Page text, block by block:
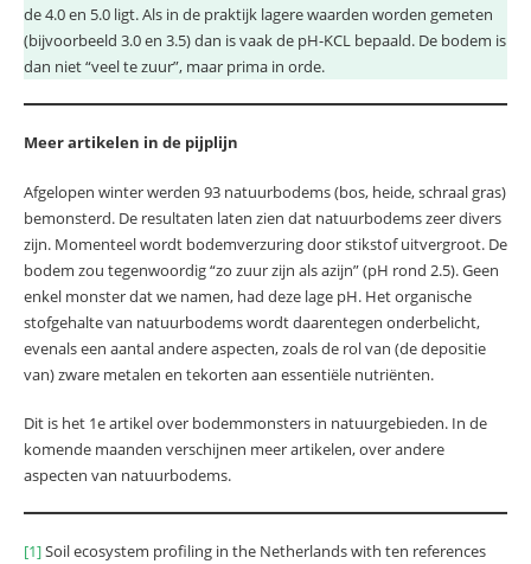
de 4.0 en 5.0 ligt. Als in de praktijk lagere waarden worden gemeten
(bijvoorbeeld 3.0 en 3.5) dan is vaak de pH-KCL bepaald. De bodem is
dan niet “veel te zuur”, maar prima in orde.
Meer artikelen in de pijplijn
Afgelopen winter werden 93 natuurbodems (bos, heide, schraal gras)
bemonsterd. De resultaten laten zien dat natuurbodems zeer divers
zijn. Momenteel wordt bodemverzuring door stikstof uitvergroot. De
bodem zou tegenwoordig “zo zuur zijn als azijn” (pH rond 2.5). Geen
enkel monster dat we namen, had deze lage pH. Het organische
stofgehalte van natuurbodems wordt daarentegen onderbelicht,
evenals een aantal andere aspecten, zoals de rol van (de depositie
van) zware metalen en tekorten aan essentiële nutriënten.
Dit is het 1e artikel over bodemmonsters in natuurgebieden. In de
komende maanden verschijnen meer artikelen, over andere
aspecten van natuurbodems.
[1]Soil ecosystem profiling in the Netherlands with ten references